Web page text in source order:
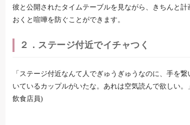
彼と公開されたタイムテーブルを見ながら、きちんと計
おくと喧嘩を防ぐことができます。
２．ステージ付近でイチャつく
「ステージ付近なんて人でぎゅうぎゅうなのに、手を繋
いているカップルがいたな。あれは空気読んで欲しい。
飲食店員)